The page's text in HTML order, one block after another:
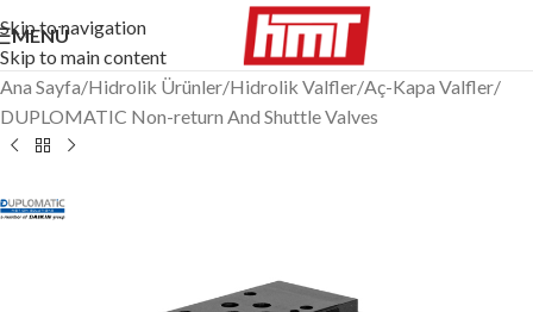
Skip to navigation
Skip to main content
MENÜ
Ana Sayfa/Hidrolik Ürünler/Hidrolik Valfler/Aç-Kapa Valfler/
DUPLOMATIC Non-return And Shuttle Valves